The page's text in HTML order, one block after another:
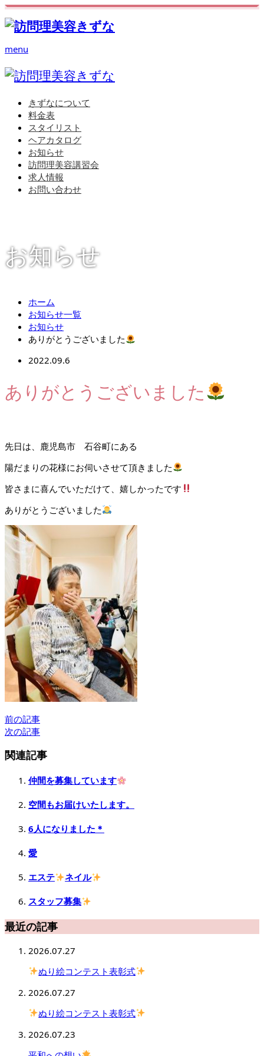
menu
きずなについて
料金表
スタイリスト
ヘアカタログ
お知らせ
訪問理美容講習会
求人情報
お問い合わせ
お知らせ
ホーム
お知らせ一覧
お知らせ
ありがとうございました
2022.09.6
ありがとうございました
先日は、鹿児島市 石谷町にある
陽だまりの花様にお伺いさせて頂きました
皆さまに喜んでいただけて、嬉しかったです
ありがとうございました
前の記事
次の記事
関連記事
仲間を募集しています
空間もお届けいたします。
6人になりました＊
愛
エステ ネイル
スタッフ募集
最近の記事
2026.07.27
ぬり絵コンテスト表彰式
2026.07.27
ぬり絵コンテスト表彰式
2026.07.23